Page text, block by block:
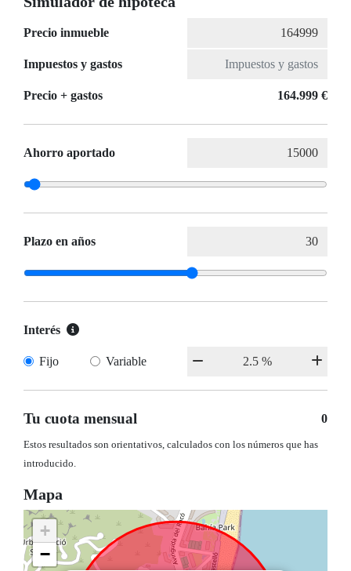
Precio inmueble
Impuestos y gastos
Precio + gastos 164.999 €
Ahorro aportado
Plazo en años
Interés
Fijo Variable
Tu cuota mensual 0
Estos resultados son orientativos, calculados con los números que has
introducido.
Mapa
+
−